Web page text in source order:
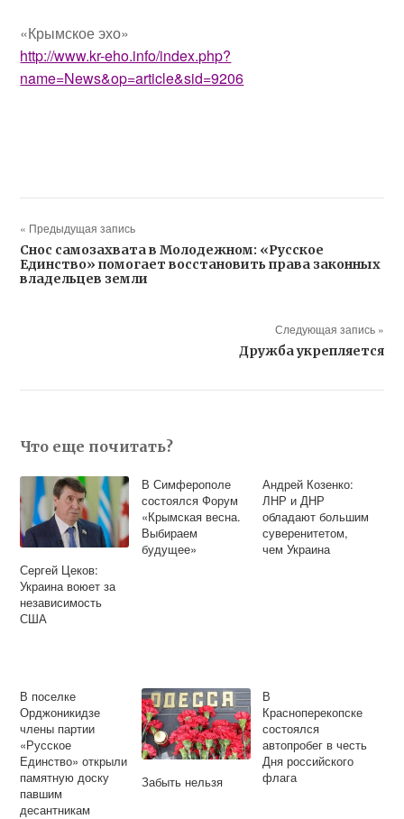
«Крымское эхо»
http://www.kr-eho.info/index.php?
name=News&op=article&sid=9206
« Предыдущая запись
Снос самозахвата в Молодежном: «Русское
Единство» помогает восстановить права законных
владельцев земли
Следующая запись »
Дружба укрепляется
Что еще почитать?
Сергей Цеков:
Украина воюет за
независимость
США
В Симферополе
состоялся Форум
«Крымская весна.
Выбираем
будущее»
Андрей Козенко:
ЛНР и ДНР
обладают большим
суверенитетом,
чем Украина
В поселке
Орджоникидзе
члены партии
«Русское
Единство» открыли
памятную доску
павшим
десантникам
Забыть нельзя
В
Красноперекопске
состоялся
автопробег в честь
Дня российского
флага